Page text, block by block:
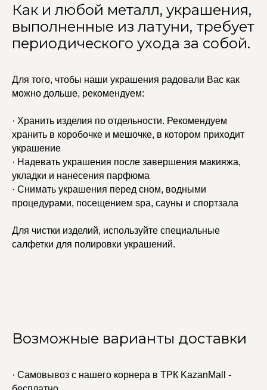
Как и любой металл, украшения,
выполненные из латуни, требует
периодического ухода за собой.
Для того, чтобы наши украшения радовали Вас как
можно дольше, рекомендуем:
· Хранить изделия по отдельности. Рекомендуем
хранить в коробочке и мешочке, в котором приходит
украшение
· Надевать украшения после завершения макияжа,
укладки и нанесения парфюма
· Снимать украшения перед сном, водными
процедурами, посещением spa, сауны и спортзала
Для чистки изделий, используйте специальные
салфетки для полировки украшений.
Возможные варианты доставки
· Самовывоз с нашего корнера в ТРК KazanMall -